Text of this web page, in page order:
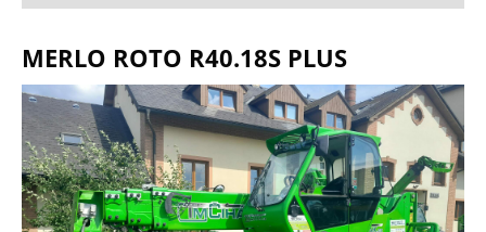
MERLO ROTO R40.18S PLUS